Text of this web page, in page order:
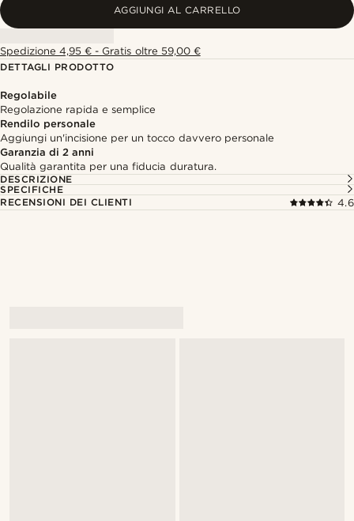
AGGIUNGI AL CARRELLO
Spedizione 4,95 € - Gratis oltre 59,00 €
DETTAGLI PRODOTTO
Regolabile
Regolazione rapida e semplice
Rendilo personale
Aggiungi un'incisione per un tocco davvero personale
Garanzia di 2 anni
Qualità garantita per una fiducia duratura.
DESCRIZIONE
SPECIFICHE
RECENSIONI DEI CLIENTI
4.6